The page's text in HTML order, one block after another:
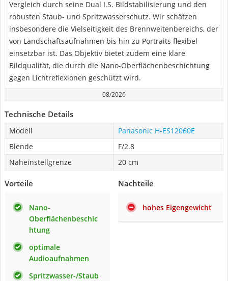
Vergleich durch seine Dual I.S. Bildstabilisierung und den
robusten Staub- und Spritzwasserschutz. Wir schätzen
insbesondere die Vielseitigkeit des Brennweitenbereichs, der
von Landschaftsaufnahmen bis hin zu Portraits flexibel
einsetzbar ist. Das Objektiv bietet zudem eine klare
Bildqualität, die durch die Nano-Oberflächenbeschichtung
gegen Lichtreflexionen geschützt wird.
08/2026
Technische Details
Modell
Panasonic H-ES12060E
Blende
F/2.8
Naheinstellgrenze
20 cm
Vorteile
Nano-
Oberflächenbeschic
htung
optimale
Audioaufnahmen
Spritzwasser-/Staub
Nachteile
hohes Eigengewicht